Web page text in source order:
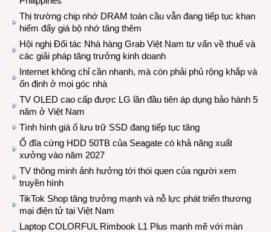
Thị trường chip nhớ DRAM toàn cầu vẫn đang tiếp tục khan
hiếm đẩy giá bộ nhớ tăng thêm
Hội nghị Đối tác Nhà hàng Grab Việt Nam tư vấn về thuế và
các giải pháp tăng trưởng kinh doanh
Internet không chỉ cần nhanh, mà còn phải phủ rộng khắp và
ổn định ở mọi góc nhà
TV OLED cao cấp được LG lần đầu tiên áp dụng bảo hành 5
năm ở Việt Nam
Tình hình giá ổ lưu trữ SSD đang tiếp tục tăng
Ổ đĩa cứng HDD 50TB của Seagate có khả năng xuất
xưởng vào năm 2027
TV thông minh ảnh hưởng tới thói quen của người xem
truyền hình
TikTok Shop tăng trưởng mạnh và nỗ lực phát triển thương
mại điện tử tại Việt Nam
Laptop COLORFUL Rimbook L1 Plus mạnh mẽ với màn